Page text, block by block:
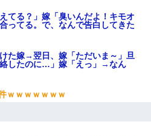
てる？」嫁「臭いんだよ！キモオ
ってる。で、なんで告白してきた
た嫁→翌日、嫁「ただいま～」旦
したのに…」嫁「えっ」→なん
ｗｗｗｗｗｗｗ